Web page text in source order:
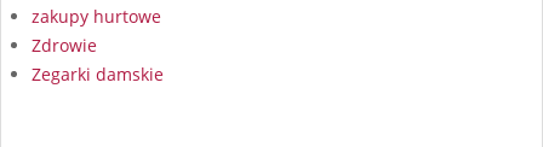
zakupy hurtowe
Zdrowie
Zegarki damskie